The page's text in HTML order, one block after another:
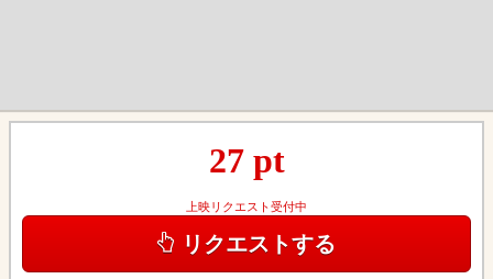
27pt
上映リクエスト受付中
リクエストする